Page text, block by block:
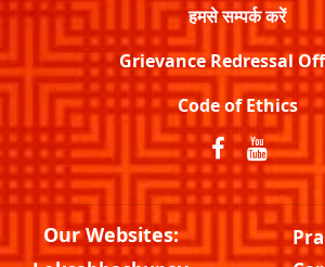
हमसे सम्पर्क करें
Grievance Redressal
Code of Ethics
Our Websites: